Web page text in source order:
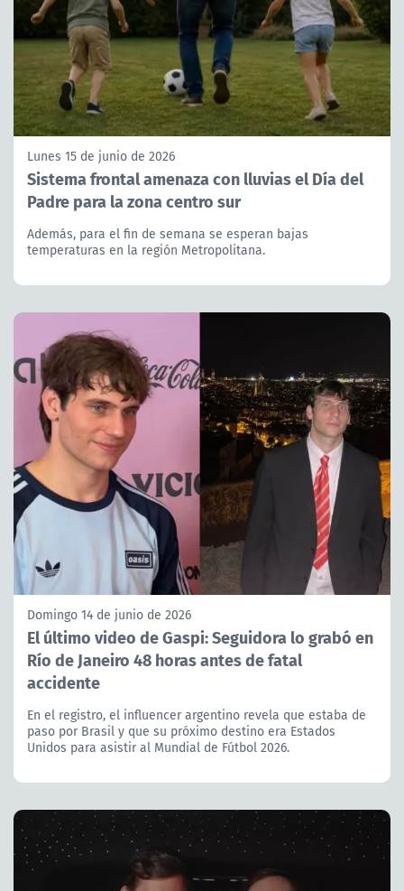
Lunes 15 de junio de 2026
Sistema frontal amenaza con lluvias el Día del
Padre para la zona centro sur
Además, para el fin de semana se esperan bajas
temperaturas en la región Metropolitana.
Domingo 14 de junio de 2026
El último video de Gaspi: Seguidora lo grabó en
Río de Janeiro 48 horas antes de fatal
accidente
En el registro, el influencer argentino revela que estaba de
paso por Brasil y que su próximo destino era Estados
Unidos para asistir al Mundial de Fútbol 2026.